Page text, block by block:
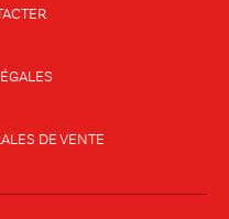
DE VENTE